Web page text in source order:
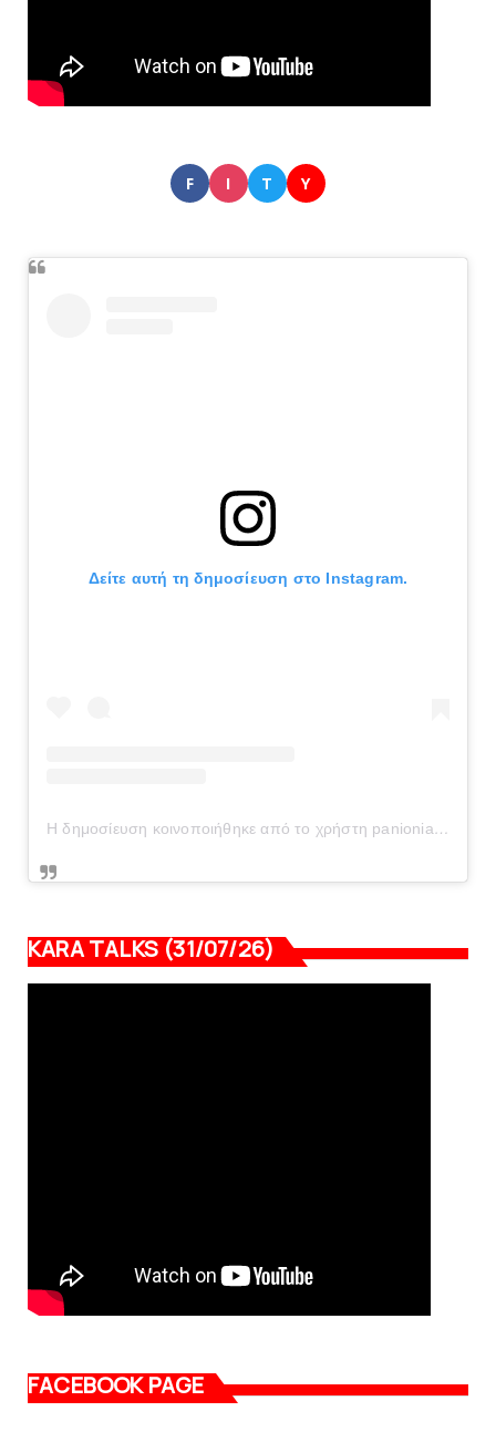
F I T Y
Δείτε αυτή τη δημοσίευση στο Instagram.
Η δημοσίευση κοινοποιήθηκε από το χρήστη panionianea.gr (@panionianea.gr)
KARA TALKS (31/07/26)
FACEBOOK PAGE